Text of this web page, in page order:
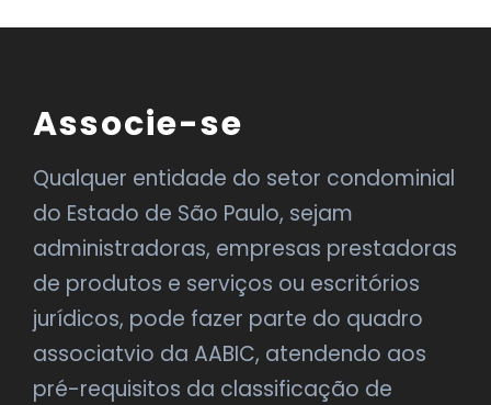
Associe-se
Qualquer entidade do setor condominial
do Estado de São Paulo, sejam
administradoras, empresas prestadoras
de produtos e serviços ou escritórios
jurídicos, pode fazer parte do quadro
associatvio da AABIC, atendendo aos
pré-requisitos da classificação de